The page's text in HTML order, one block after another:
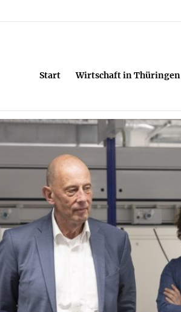
Start Wirtschaft in Thüringen